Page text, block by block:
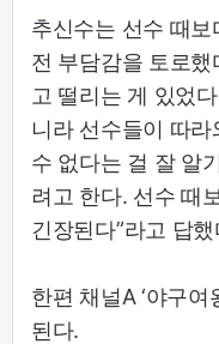
추신수는 선수 때
전 부담감을 토로했
고 떨리는 게 있었
니라 선수들이 따
수 없다는 걸 잘 알
려고 한다. 선수 때
긴장된다”라고 답했
한편 채널A ‘야구
된다.